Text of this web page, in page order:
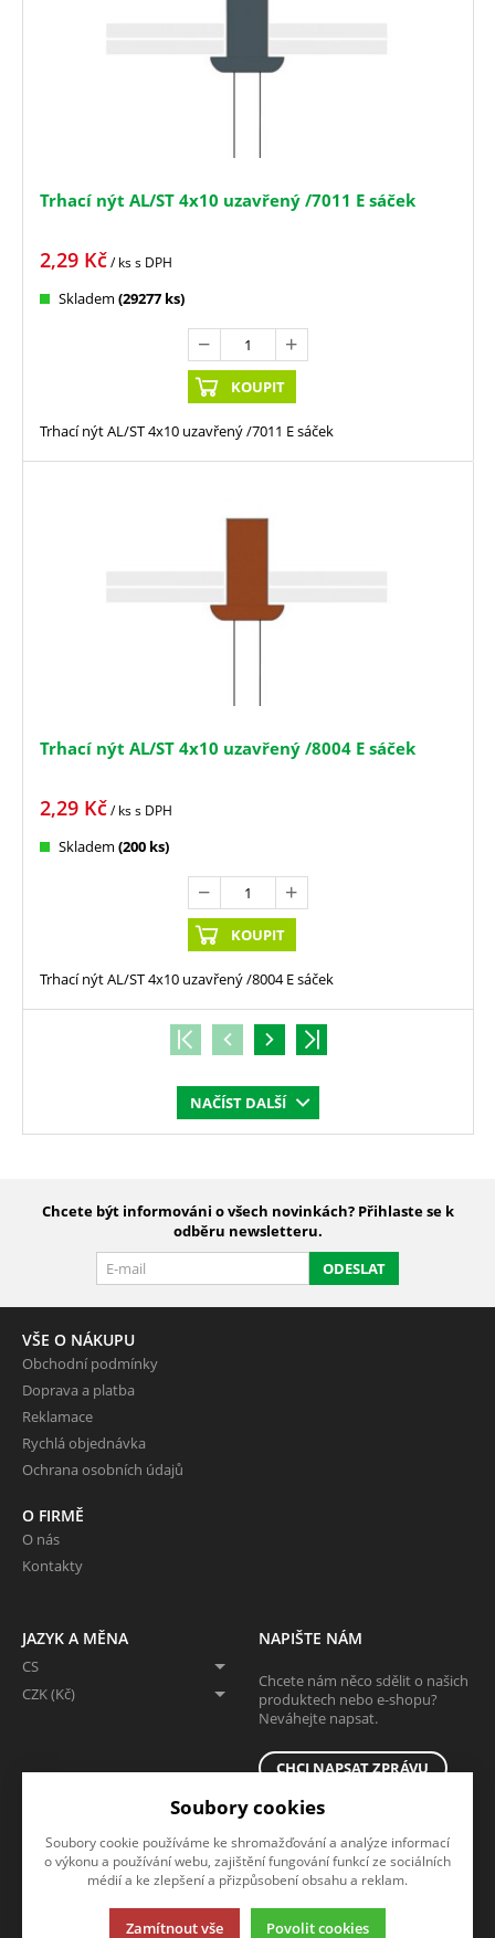
Trhací nýt AL/ST 4x10 uzavřený /7011 E sáček
2,29 Kč/ kss DPH
Skladem (29277 ks)
KOUPIT
Trhací nýt AL/ST 4x10 uzavřený /7011 E sáček
Trhací nýt AL/ST 4x10 uzavřený /8004 E sáček
2,29 Kč/ kss DPH
Skladem (200 ks)
KOUPIT
Trhací nýt AL/ST 4x10 uzavřený /8004 E sáček
NAČÍST DALŠÍ
Chcete být informováni o všech novinkách? Přihlaste se k
odběru newsletteru.
ODESLAT
VŠE O NÁKUPU
Obchodní podmínky
Doprava a platba
Reklamace
Rychlá objednávka
Ochrana osobních údajů
O FIRMĚ
O nás
Kontakty
JAZYK A MĚNA
CS
CZK (Kč)
NAPIŠTE NÁM
Chcete nám něco sdělit o našich
produktech nebo e-shopu?
Neváhejte napsat.
CHCI NAPSAT ZPRÁVU
Soubory cookies
Soubory cookie používáme ke shromažďování a analýze informací
o výkonu a používání webu, zajištění fungování funkcí ze sociálních
médií a ke zlepšení a přizpůsobení obsahu a reklam.
Zamítnout vše Povolit cookies